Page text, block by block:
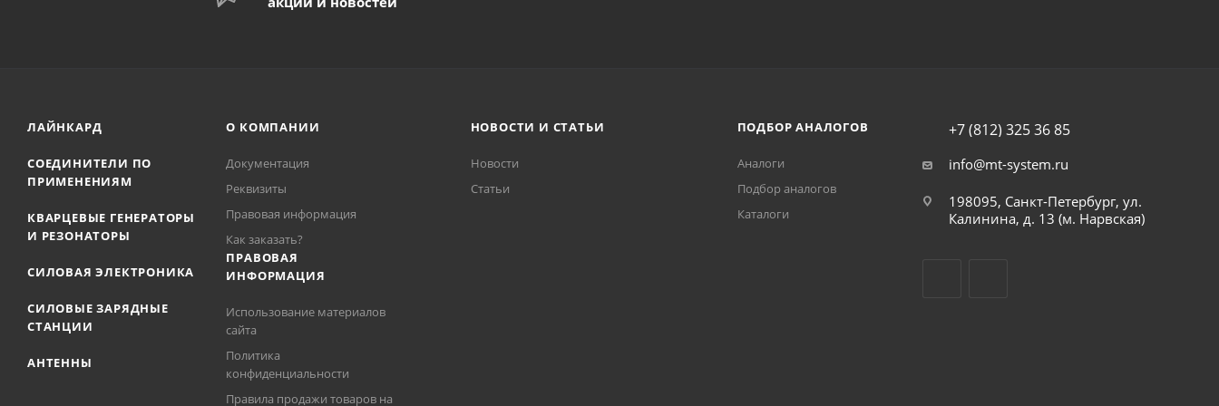
ЛАЙНКАРД
СОЕДИНИТЕЛИ ПО
ПРИМЕНЕНИЯМ
КВАРЦЕВЫЕ ГЕНЕРАТОРЫ
И РЕЗОНАТОРЫ
СИЛОВАЯ ЭЛЕКТРОНИКА
СИЛОВЫЕ ЗАРЯДНЫЕ
СТАНЦИИ
АНТЕННЫ
О КОМПАНИИ
Документация
Реквизиты
Правовая информация
Как заказать?
ПРАВОВАЯ
ИНФОРМАЦИЯ
Использование материалов
сайта
Политика
конфиденциальности
Правила продажи товаров на
НОВОСТИ И СТАТЬИ
Новости
Статьи
ПОДБОР АНАЛОГОВ
Аналоги
Подбор аналогов
Каталоги
+7 (812) 325 36 85
info@mt-system.ru
198095, Санкт-Петербург, ул.
Калинина, д. 13 (м. Нарвская)